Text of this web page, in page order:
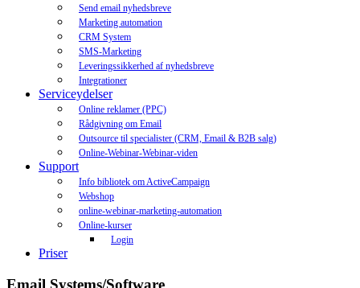
Send email nyhedsbreve
Marketing automation
CRM System
SMS-Marketing
Leveringssikkerhed af nyhedsbreve
Integrationer
Serviceydelser
Online reklamer (PPC)
Rådgivning om Email
Outsource til specialister (CRM, Email & B2B salg)
Online-Webinar-Webinar-viden
Support
Info bibliotek om ActiveCampaign
Webshop
online-webinar-marketing-automation
Online-kurser
Login
Priser
Email Systems/Software